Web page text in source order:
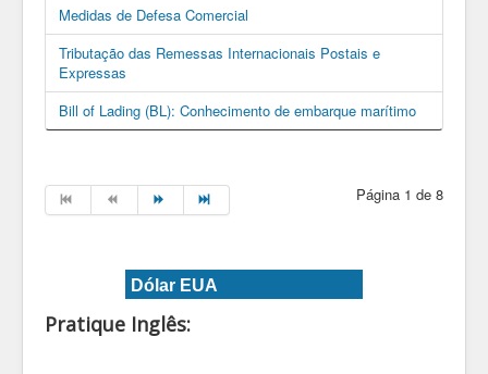
Medidas de Defesa Comercial
Tributação das Remessas Internacionais Postais e
Expressas
Bill of Lading (BL): Conhecimento de embarque marítimo
Página 1 de 8
Dólar EUA
Pratique Inglês: